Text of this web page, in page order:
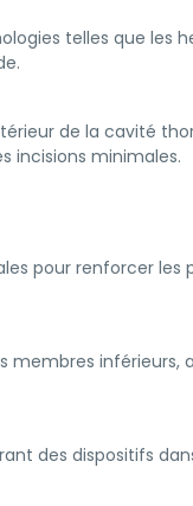
telles que les
de la cavité
incisions minimales.
pour renforcer les
des dispositifs